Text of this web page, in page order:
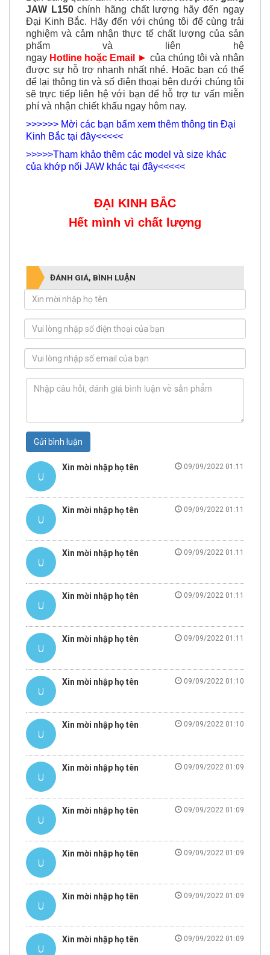
JAW L150chính hãng chất lượng hãy đến ngay
Đại Kinh Bắc. Hãy đến với chúng tôi để cùng trải
nghiệm và cảm nhận thực tế chất lượng của sản
phẩm và liên hệ
ngay Hotline hoặc Email ► của chúng tôi và nhận
được sự hỗ trợ nhanh nhất nhé. Hoặc bạn có thể
để lại thông tin và số điện thoại bên dưới chúng tôi
sẽ trực tiếp liên hệ với bạn để hỗ trợ tư vấn miễn
phí và nhận chiết khấu ngay hôm nay.
>>>>>> Mời các bạn bấm xem thêm thông tin Đại
Kinh Bắc tại đây<<<<<
>>>>>Tham khảo thêm các model và size khác
của khớp nối JAW khác tại đây<<<<<
ĐẠI KINH BẮC
Hết mình vì chất lượng
ĐÁNH GIÁ, BÌNH LUẬN
Gửi bình luận
Xin mời nhập họ tên 09/09/2022 01:11
Xin mời nhập họ tên 09/09/2022 01:11
Xin mời nhập họ tên 09/09/2022 01:11
Xin mời nhập họ tên 09/09/2022 01:11
Xin mời nhập họ tên 09/09/2022 01:11
Xin mời nhập họ tên 09/09/2022 01:10
Xin mời nhập họ tên 09/09/2022 01:10
Xin mời nhập họ tên 09/09/2022 01:09
Xin mời nhập họ tên 09/09/2022 01:09
Xin mời nhập họ tên 09/09/2022 01:09
Xin mời nhập họ tên 09/09/2022 01:09
Xin mời nhập họ tên 09/09/2022 01:09